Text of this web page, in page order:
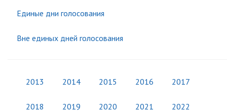
Единые дни голосования
Вне единых дней голосования
2013 2014 2015 2016 2017
2018 2019 2020 2021 2022